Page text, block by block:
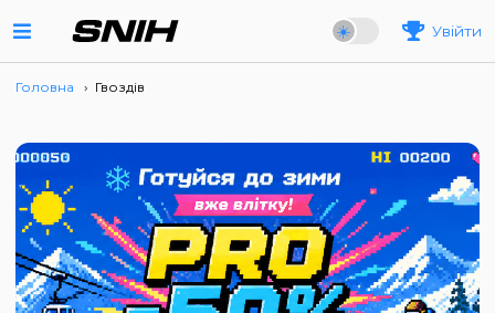
Увійти
Головна › Гвоздів